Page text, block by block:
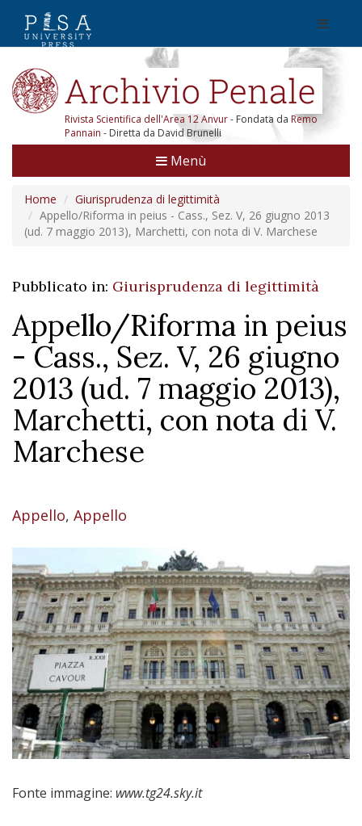
Rivista Scientifica dell'Area 12 Anvur- Fondata da Remo
Pannain - Diretta da David Brunelli
Menù
Home
Giurisprudenza di legittimità
Appello/Riforma in peius - Cass., Sez. V, 26 giugno 2013
(ud. 7 maggio 2013), Marchetti, con nota di V. Marchese
Pubblicato in: Giurisprudenza di legittimità
Appello/Riforma in peius
- Cass., Sez. V, 26 giugno
2013 (ud. 7 maggio 2013),
Marchetti, con nota di V.
Marchese
Appello, Appello
Fonte immagine: www.tg24.sky.it